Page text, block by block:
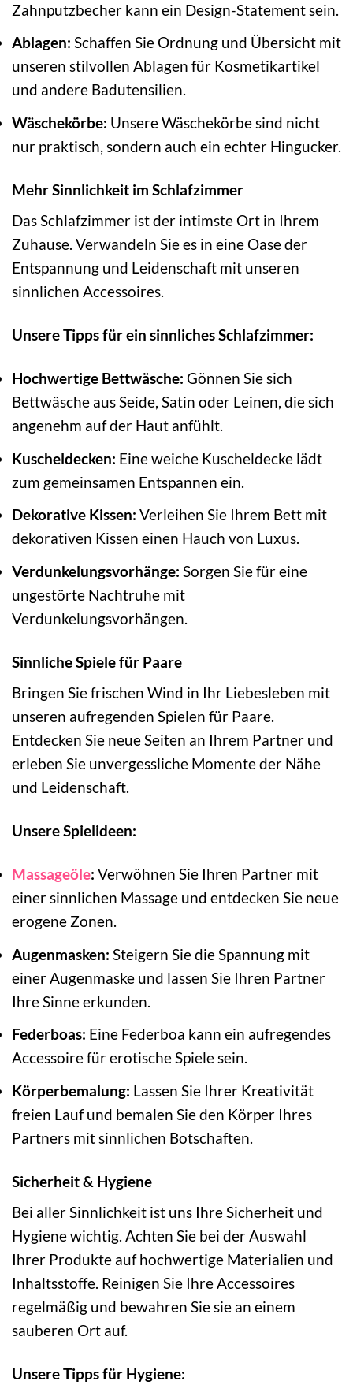
Zahnputzbecher kann ein Design-Statement sein.
Ablagen: Schaffen Sie Ordnung und Übersicht mit
unseren stilvollen Ablagen für Kosmetikartikel
und andere Badutensilien.
Wäschekörbe: Unsere Wäschekörbe sind nicht
nur praktisch, sondern auch ein echter Hingucker.
Mehr Sinnlichkeit im Schlafzimmer
Das Schlafzimmer ist der intimste Ort in Ihrem
Zuhause. Verwandeln Sie es in eine Oase der
Entspannung und Leidenschaft mit unseren
sinnlichen Accessoires.
Unsere Tipps für ein sinnliches Schlafzimmer:
Hochwertige Bettwäsche: Gönnen Sie sich
Bettwäsche aus Seide, Satin oder Leinen, die sich
angenehm auf der Haut anfühlt.
Kuscheldecken: Eine weiche Kuscheldecke lädt
zum gemeinsamen Entspannen ein.
Dekorative Kissen: Verleihen Sie Ihrem Bett mit
dekorativen Kissen einen Hauch von Luxus.
Verdunkelungsvorhänge: Sorgen Sie für eine
ungestörte Nachtruhe mit
Verdunkelungsvorhängen.
Sinnliche Spiele für Paare
Bringen Sie frischen Wind in Ihr Liebesleben mit
unseren aufregenden Spielen für Paare.
Entdecken Sie neue Seiten an Ihrem Partner und
erleben Sie unvergessliche Momente der Nähe
und Leidenschaft.
Unsere Spielideen:
Massageöle: Verwöhnen Sie Ihren Partner mit
einer sinnlichen Massage und entdecken Sie neue
erogene Zonen.
Augenmasken: Steigern Sie die Spannung mit
einer Augenmaske und lassen Sie Ihren Partner
Ihre Sinne erkunden.
Federboas: Eine Federboa kann ein aufregendes
Accessoire für erotische Spiele sein.
Körperbemalung: Lassen Sie Ihrer Kreativität
freien Lauf und bemalen Sie den Körper Ihres
Partners mit sinnlichen Botschaften.
Sicherheit & Hygiene
Bei aller Sinnlichkeit ist uns Ihre Sicherheit und
Hygiene wichtig. Achten Sie bei der Auswahl
Ihrer Produkte auf hochwertige Materialien und
Inhaltsstoffe. Reinigen Sie Ihre Accessoires
regelmäßig und bewahren Sie sie an einem
sauberen Ort auf.
Unsere Tipps für Hygiene: